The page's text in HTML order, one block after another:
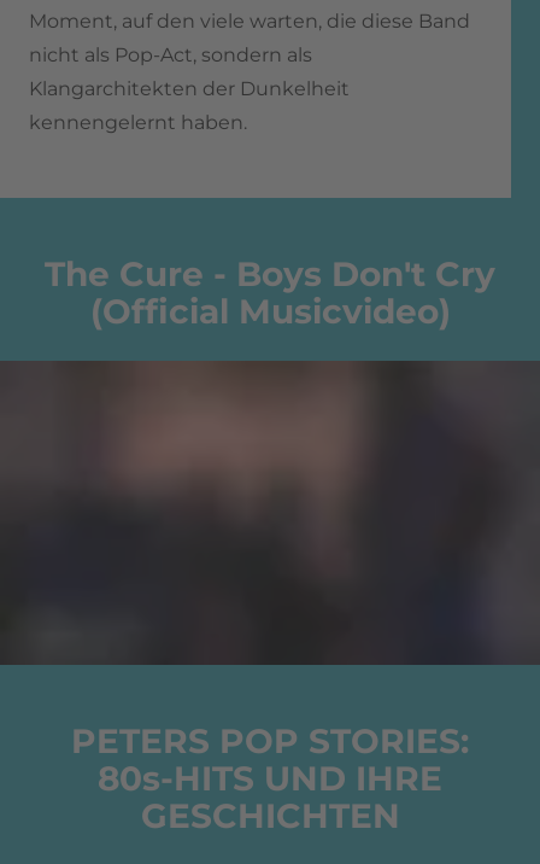
Moment, auf den viele warten, die diese Band
nicht als Pop-Act, sondern als
Klangarchitekten der Dunkelheit
kennengelernt haben.
The Cure - Boys Don't Cry
(Official Musicvideo)
PETERS POP STORIES:
80s-HITS UND IHRE
GESCHICHTEN